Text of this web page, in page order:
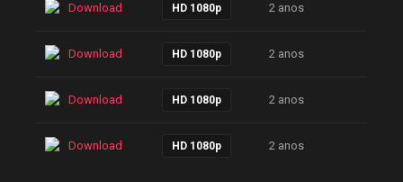
Download HD 1080p 2 anos
Download HD 1080p 2 anos
Download HD 1080p 2 anos
Download HD 1080p 2 anos